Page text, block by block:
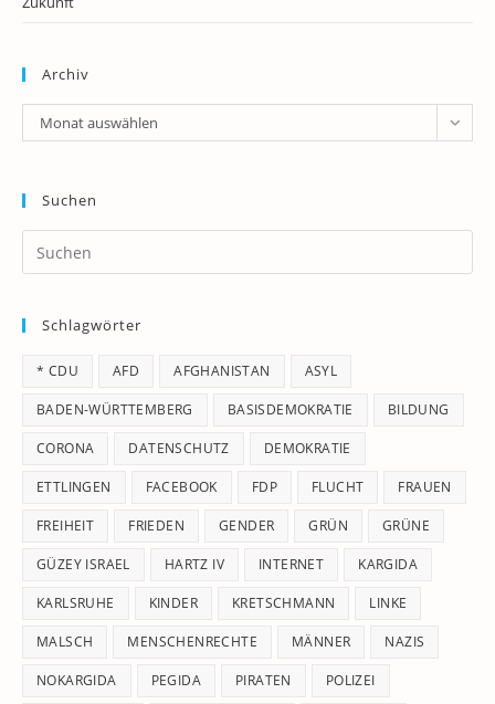
Archiv
Archiv
Monat auswählen
Suchen
Schlagwörter
* CDU AFD AFGHANISTAN ASYL
BADEN-WÜRTTEMBERG BASISDEMOKRATIE BILDUNG
CORONA DATENSCHUTZ DEMOKRATIE
ETTLINGEN FACEBOOK FDP FLUCHT FRAUEN
FREIHEIT FRIEDEN GENDER GRÜN GRÜNE
GÜZEY ISRAEL HARTZ IV INTERNET KARGIDA
KARLSRUHE KINDER KRETSCHMANN LINKE
MALSCH MENSCHENRECHTE MÄNNER NAZIS
NOKARGIDA PEGIDA PIRATEN POLIZEI